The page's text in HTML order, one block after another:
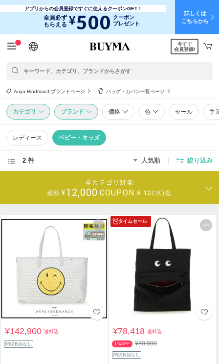
アプリからの会員登録ですぐに使えるクーポンGET！
全員必ず
もらえる ¥500 クーポン
プレゼント
詳しくは
こちらから
日本語
English
简体中文
繁體中文
今すぐ
会員登録!
Anya Hindmarchブランドページ バッグ・カバン一覧ページ
カテゴリ ブランド 価格 色 セール 手
レディース ベビー・キッズ
2 件 人気順 絞り込み
全カテゴリ対象
総額 ¥12,000 COUPON 8.12(水)迄
¥142,900送料込
関税負担なし
タイムセール
¥78,418送料込
1%OFF ¥80,000
関税負担なし